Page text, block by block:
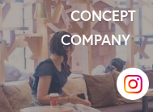
CONCEPT
COMPANY